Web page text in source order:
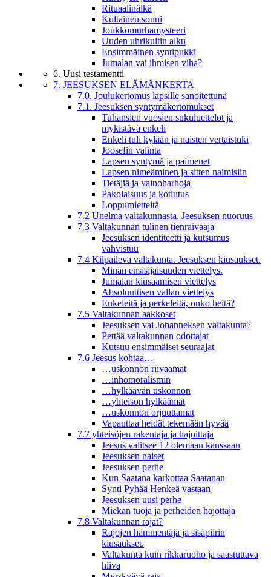
Rituaalinälkä
Kultainen sonni
Joukkomurhamysteeri
Uuden uhrikultin alku
Ensimmäinen syntipukki
Jumalan vai ihmisen viha?
6. Uusi testamentti
7. JEESUKSEN ELÄMÄNKERTA
7.0. Joulukertomus lapsille sanoitettuna
7.1. Jeesuksen syntymäkertomukset
Tuhansien vuosien sukuluettelot ja
mykistävä enkeli
Enkeli tuli kylään ja naisten vertaistuki
Joosefin valinta
Lapsen syntymä ja paimenet
Lapsen nimeäminen ja sitten naimisiin
Tietäjiä ja vainoharhoja
Pakolaisuus ja kotiutus
Loppumietteitä
7.2 Unelma valtakunnasta. Jeesuksen nuoruus
7.3 Valtakunnan tulinen tienraivaaja
Jeesuksen identiteetti ja kutsumus
vahvistuu
7.4 Kilpaileva valtakunta. Jeesuksen kiusaukset.
Minän ensisijaisuuden viettelys.
Jumalan kiusaamisen viettelys
Absoluuttisen vallan viettelys
Enkeleitä ja perkeleitä, onko heitä?
7.5 Valtakunnan aakkoset
Jeesuksen vai Johanneksen valtakunta?
Pettää valtakunnan odottajat
Kutsuu ensimmäiset seuraajat
7.6 Jeesus kohtaa…
…uskonnon riivaamat
…inhomoralismin
…hylkäävän uskonnon
…yhteisön hylkäämät
…uskonnon orjuuttamat
Vapauttaa heidät tekemään hyvää
7.7 yhteisöjen rakentaja ja hajoittaja
Jeesus valitsee 12 olemaan kanssaan
Jeesuksen naiset
Jeesuksen perhe
Kun Saatana karkottaa Saatanan
Synti Pyhää Henkeä vastaan
Jeesuksen uusi perhe
Miekan tuoja ja perheiden hajottaja
7.8 Valtakunnan rajat?
Rajojen hämmentäjä ja sisäpiirin
kiusaukset.
Valtakunta kuin rikkaruoho ja saastuttava
hiiva